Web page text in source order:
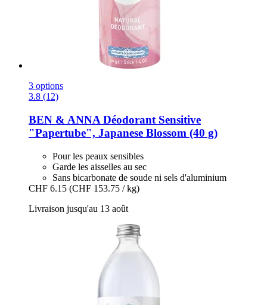
3 options
3.8 (12)
BEN & ANNA Déodorant Sensitive
"Papertube", Japanese Blossom (40 g)
Pour les peaux sensibles
Garde les aisselles au sec
Sans bicarbonate de soude ni sels d'aluminium
CHF 6.15 (CHF 153.75 / kg)
Livraison jusqu'au 13 août